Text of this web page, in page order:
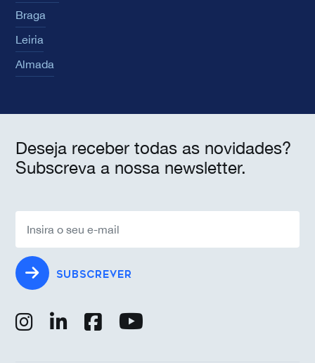
Braga
Leiria
Almada
Deseja receber todas as novidades?
Subscreva a nossa newsletter.
SUBSCREVER